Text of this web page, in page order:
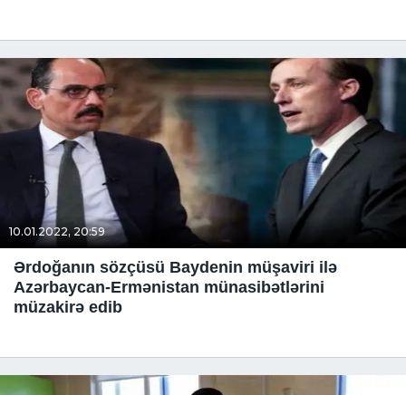
10.01.2022, 20:59
Ərdoğanın sözçüsü Baydenin müşaviri ilə
Azərbaycan-Ermənistan münasibətlərini
müzakirə edib